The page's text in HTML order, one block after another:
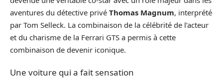
aventures du détective privé Thomas Magnum, interprété
par Tom Selleck. La combinaison de la célébrité de l’acteur
et du charisme de la Ferrari GTS a permis à cette
combinaison de devenir iconique.
Une voiture qui a fait sensation